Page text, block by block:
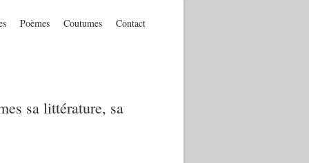
sa littérature, sa
Poèmes Coutumes Contact